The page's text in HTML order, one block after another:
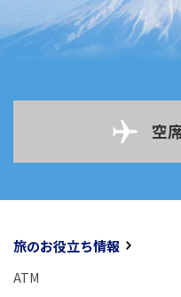
空
旅のお役立ち情報
ATM